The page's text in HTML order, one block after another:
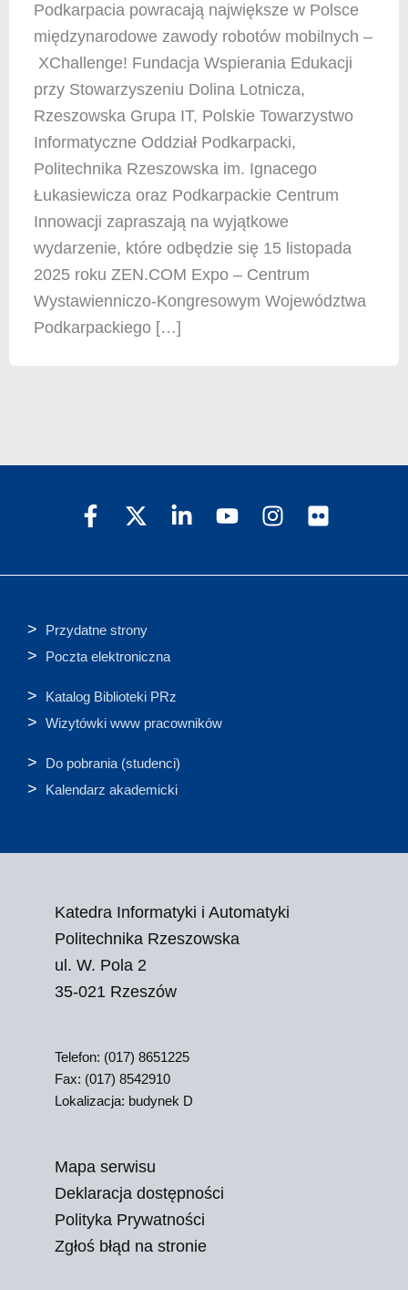
Podkarpacia powracają największe w Polsce
międzynarodowe zawody robotów mobilnych –
XChallenge! Fundacja Wspierania Edukacji
przy Stowarzyszeniu Dolina Lotnicza,
Rzeszowska Grupa IT, Polskie Towarzystwo
Informatyczne Oddział Podkarpacki,
Politechnika Rzeszowska im. Ignacego
Łukasiewicza oraz Podkarpackie Centrum
Innowacji zapraszają na wyjątkowe
wydarzenie, które odbędzie się 15 listopada
2025 roku ZEN.COM Expo – Centrum
Wystawienniczo-Kongresowym Województwa
Podkarpackiego […]
Przydatne strony
Poczta elektroniczna
Katalog Biblioteki PRz
Wizytówki www pracowników
Do pobrania (studenci)
Kalendarz akademicki
Katedra Informatyki i Automatyki
Politechnika Rzeszowska
ul. W. Pola 2
35-021 Rzeszów
Telefon: (017) 8651225
Fax: (017) 8542910
Lokalizacja: budynek D
Mapa serwisu
Deklaracja dostępności
Polityka Prywatności
Zgłoś błąd na stronie